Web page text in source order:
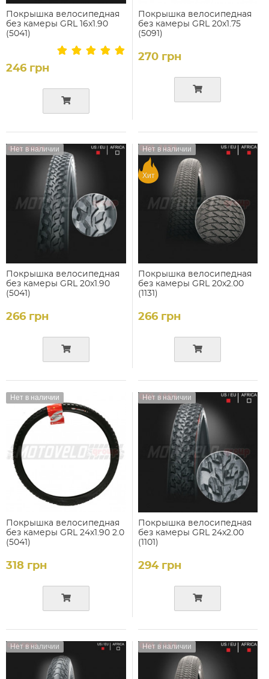
Покрышка велосипедная
без камеры GRL 16x1.90
(5041)
246 грн
Покрышка велосипедная
без камеры GRL 20x1.75
(5091)
270 грн
Покрышка велосипедная
без камеры GRL 20x1.90
(5041)
Нет в наличии
266 грн
Покрышка велосипедная
без камеры GRL 20x2.00
(1131)
Нет в наличии
Хит
266 грн
Покрышка велосипедная
без камеры GRL 24x1.90 2.0
(5041)
Нет в наличии
318 грн
Покрышка велосипедная
без камеры GRL 24x2.00
(1101)
Нет в наличии
294 грн
Нет в наличии Нет в наличии